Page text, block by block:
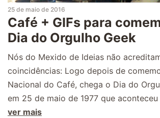
25 de maio de 2016
Café + GIFs para
Dia do Orgulho Geek
Nós do Mexido de Ideias não
coincidências: Logo depois de
Nacional do Café, chega o Dia do
em 25 de maio de 1977 que
ver mais